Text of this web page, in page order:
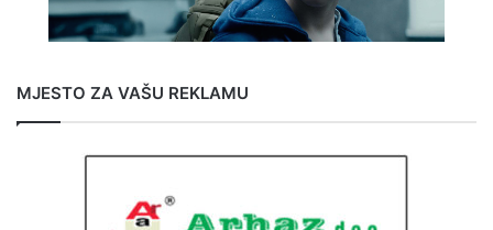
MJESTO ZA VAŠU REKLAMU